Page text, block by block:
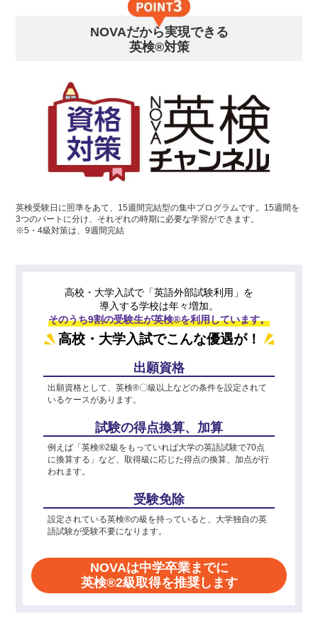
NOVAだから実現できる
英検®対策
英検受験日に照準をあて、15週間完結型の集中プログラムです。15週間を
3つのパートに分け、それぞれの時期に必要な学習ができます。
※5・4級対策は、9週間完結
高校・大学入試で「英語外部試験利用」を
導入する学校は年々増加。
そのうち9割の受験生が英検®を利用しています。
高校・大学入試でこんな優遇が！
出願資格
出願資格として、英検®〇級以上などの条件を設定されて
いるケースがあります。
試験の得点換算、加算
例えば「英検®2級をもっていれば大学の英語試験で70点
に換算する」など、取得級に応じた得点の換算、加点が行
われます。
受験免除
設定されている英検®の級を持っていると、大学独自の英
語試験が受験不要になります。
NOVAは中学卒業までに
英検®2級取得を推奨します